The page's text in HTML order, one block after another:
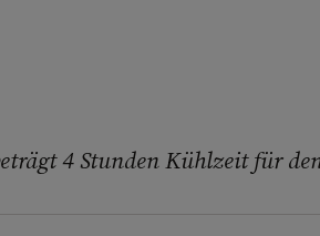
4 Stunden Kühlzeit für